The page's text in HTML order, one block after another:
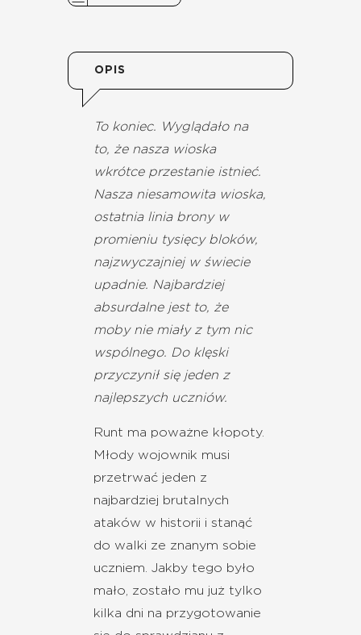
OPIS
To koniec. Wyglądało na
to, że nasza wioska
wkrótce przestanie istnieć.
Nasza niesamowita wioska,
ostatnia linia brony w
promieniu tysięcy bloków,
najzwyczajniej w świecie
upadnie. Najbardziej
absurdalne jest to, że
moby nie miały z tym nic
wspólnego. Do klęski
przyczynił się jeden z
najlepszych uczniów.
Runt ma poważne kłopoty.
Młody wojownik musi
przetrwać jeden z
najbardziej brutalnych
ataków w historii i stanąć
do walki ze znanym sobie
uczniem. Jakby tego było
mało, zostało mu już tylko
kilka dni na przygotowanie